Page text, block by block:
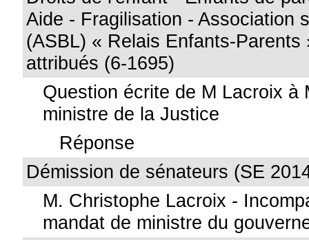
Aide - Fragilisation - Association
(ASBL) « Relais Enfants-Parents
attribués (6-1695)
Question écrite de M Lacroix à
ministre de la Justice
Réponse
Démission de sénateurs (SE
M. Christophe Lacroix -
mandat de ministre du